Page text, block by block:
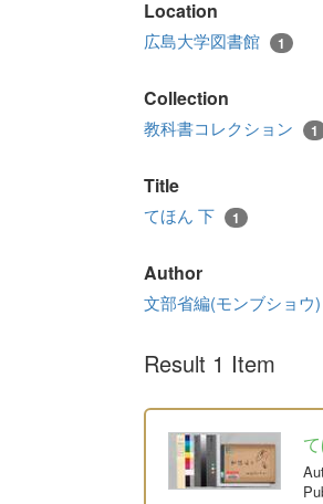
Location
広島大学図書館 1
Collection
教科書コレクション 1
Title
てほん 下 1
Author
文部省編(モンブショウ)
Result 1 Item